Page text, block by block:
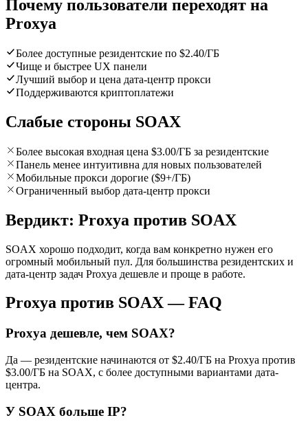
Почему пользователи переходят на
Proxya
Более доступные резидентские по $2.40/ГБ
Чище и быстрее UX панели
Лучший выбор и цена дата-центр прокси
Поддерживаются криптоплатежи
Слабые стороны SOAX
Более высокая входная цена $3.00/ГБ за резидентские
Панель менее интуитивна для новых пользователей
Мобильные прокси дорогие ($9+/ГБ)
Ограниченный выбор дата-центр прокси
Вердикт: Proxya против SOAX
SOAX хорошо подходит, когда вам конкретно нужен его
огромный мобильный пул. Для большинства резидентских и
дата-центр задач Proxya дешевле и проще в работе.
Proxya против SOAX — FAQ
Proxya дешевле, чем SOAX?
Да — резидентские начинаются от $2.40/ГБ на Proxya против
$3.00/ГБ на SOAX, с более доступными вариантами дата-
центра.
У SOAX больше IP?